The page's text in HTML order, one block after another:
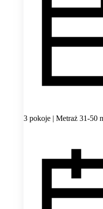
3 pokoje | Metraż 31-50